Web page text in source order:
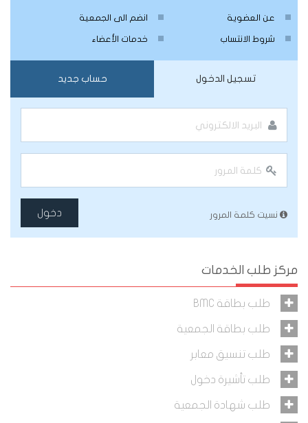
عن العضوية انضم الى الجمعية
شروط الانتساب خدمات الأعضاء
تسجيل الدخول حساب جديد
نسيت كلمة المرور دخول
مركز طلب الخدمات
طلب بطاقة BMC
طلب بطاقة الجمعية
طلب تنسيق معابر
طلب تأشيرة دخول
طلب شهادة الجمعية